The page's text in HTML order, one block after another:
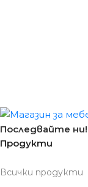
Последвайте ни!
Продукти
Всички продукти